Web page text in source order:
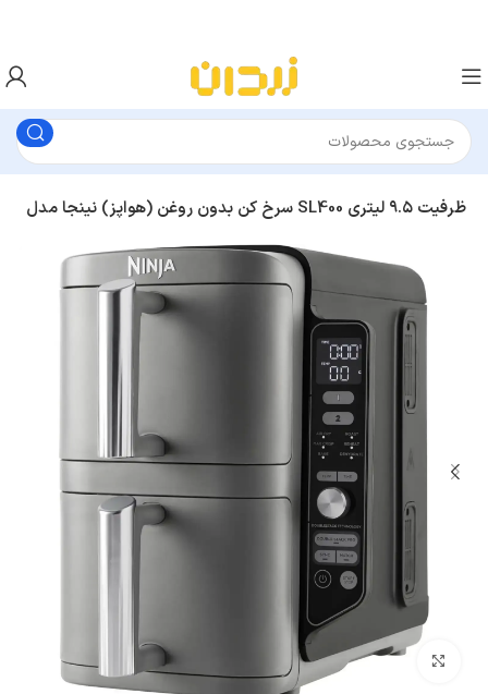
سرخ کن بدون روغن (هواپز) نینجا مدل SL400 ظرفیت ۹.۵ لیتری
بزرگنمایی تصویر